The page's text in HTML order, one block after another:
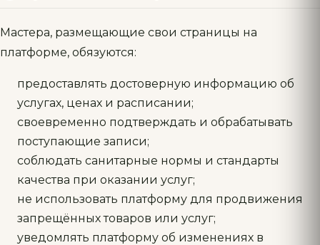
Мастера, размещающие свои страницы на
платформе, обязуются:
предоставлять достоверную информацию об
услугах, ценах и расписании;
своевременно подтверждать и обрабатывать
поступающие записи;
соблюдать санитарные нормы и стандарты
качества при оказании услуг;
не использовать платформу для продвижения
запрещённых товаров или услуг;
уведомлять платформу об изменениях в